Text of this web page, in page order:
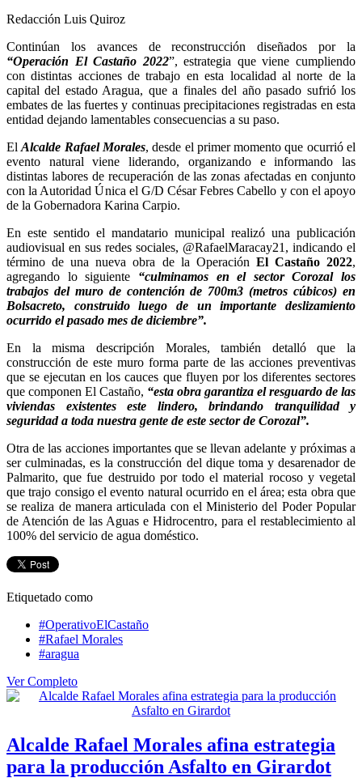
Redacción Luis Quiroz
Continúan los avances de reconstrucción diseñados por la
“Operación El Castaño 2022”, estrategia que viene cumpliendo
con distintas acciones de trabajo en esta localidad al norte de la
capital del estado Aragua, que a finales del año pasado sufrió los
embates de las fuertes y continuas precipitaciones registradas en esta
entidad dejando lamentables consecuencias a su paso.
ElAlcalde Rafael Morales, desde el primer momento que ocurrió el
evento natural viene liderando, organizando e informando las
distintas labores de recuperación de las zonas afectadas en conjunto
con la Autoridad Única el G/D César Febres Cabello y con el apoyo
de la Gobernadora Karina Carpio.
En este sentido el mandatario municipal realizó una publicación
audiovisual en sus redes sociales, @RafaelMaracay21, indicando el
término de una nueva obra de la Operación El Castaño 2022,
agregando lo siguiente “culminamos en el sector Corozal los
trabajos del muro de contención de 700m3 (metros cúbicos) en
Bolsacreto, construido luego de un importante deslizamiento
ocurrido el pasado mes de diciembre”.
En la misma descripción Morales, también detalló que la
construcción de este muro forma parte de las acciones preventivas
que se ejecutan en los cauces que fluyen por los diferentes sectores
que componen El Castaño, “esta obra garantiza el resguardo de las
viviendas existentes este lindero, brindando tranquilidad y
seguridad a toda nuestra gente de este sector de Corozal”.
Otra de las acciones importantes que se llevan adelante y próximas a
ser culminadas, es la construcción del dique toma y desarenador de
Palmarito, que fue destruido por todo el material rocoso y vegetal
que trajo consigo el evento natural ocurrido en el área; esta obra que
se realiza de manera articulada con el Ministerio del Poder Popular
de Atención de las Aguas e Hidrocentro, para el restablecimiento al
100% del servicio de agua doméstico.
Etiquetado como
#OperativoElCastaño
#Rafael Morales
#aragua
Ver Completo
Alcalde Rafael Morales afina estrategia
para la producción Asfalto en Girardot